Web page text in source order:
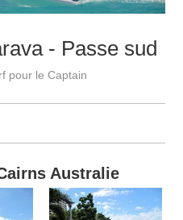
- Passe sud
pour le Captain
Australie